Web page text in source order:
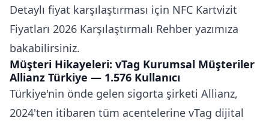
Detaylı fiyat karşılaştırması için NFC Kartvizit
Fiyatları 2026 Karşılaştırmalı Rehber yazımıza
bakabilirsiniz.
Müşteri Hikayeleri: vTag Kurumsal Müşteriler
Allianz Türkiye — 1.576 Kullanıcı
Türkiye'nin önde gelen sigorta şirketi Allianz,
2024'ten itibaren tüm acentelerine vTag dijital